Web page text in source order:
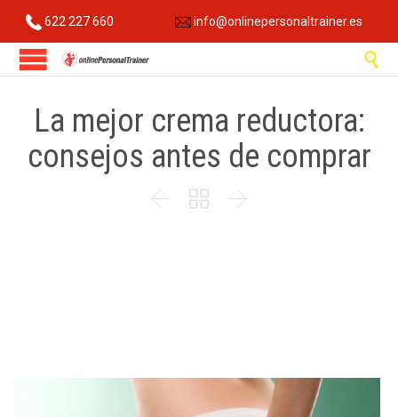
622 227 660 info@onlinepersonaltrainer.es

La mejor crema reductora:
consejos antes de comprar
  